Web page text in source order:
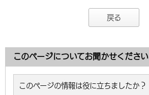
戻る
このページについてお聞かせください